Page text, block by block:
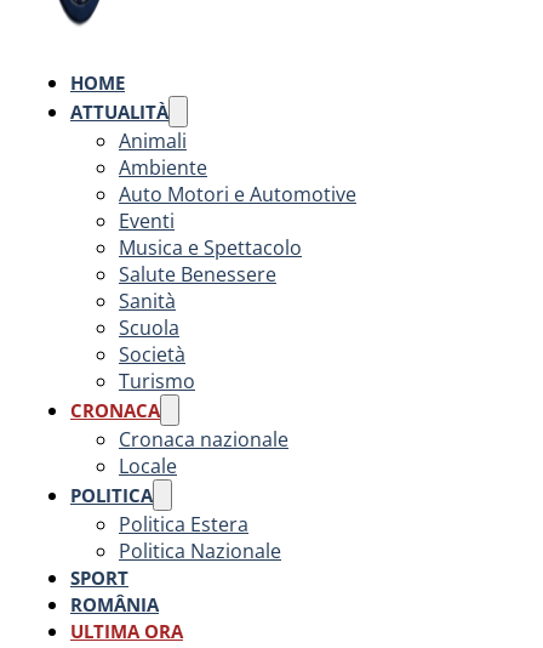
HOME
ATTUALITÀ
Animali
Ambiente
Auto Motori e Automotive
Eventi
Musica e Spettacolo
Salute Benessere
Sanità
Scuola
Società
Turismo
CRONACA
Cronaca nazionale
Locale
POLITICA
Politica Estera
Politica Nazionale
SPORT
ROMÂNIA
ULTIMA ORA